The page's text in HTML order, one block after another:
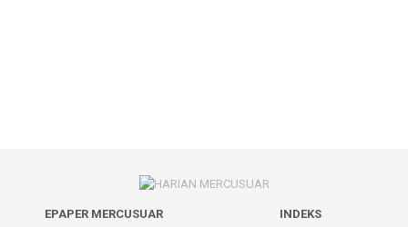
EPAPER MERCUSUAR
INDEKS